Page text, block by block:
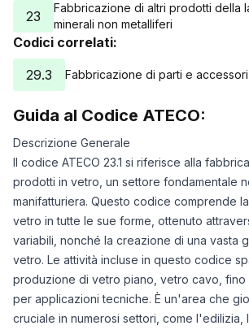
23
Fabbricazione di altri prodotti della
minerali non metalliferi
Codici correlati:
29.3
Fabbricazione di parti e
Guida al Codice ATECO:
Descrizione Generale
Il codice ATECO 23.1 si riferisce alla
prodotti in vetro, un settore fondamentale
manifatturiera. Questo codice comprende
vetro in tutte le sue forme, ottenuto
variabili, nonché la creazione di una vasta
vetro. Le attività incluse in questo codice
produzione di vetro piano, vetro cavo, fino
per applicazioni tecniche. È un'area che
cruciale in numerosi settori, come l'edilizia,